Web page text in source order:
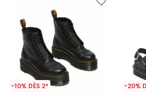
-10% DÈS 2* -20%